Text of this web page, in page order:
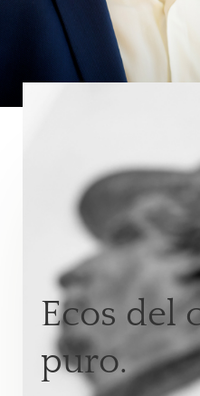
Ecos del
puro.